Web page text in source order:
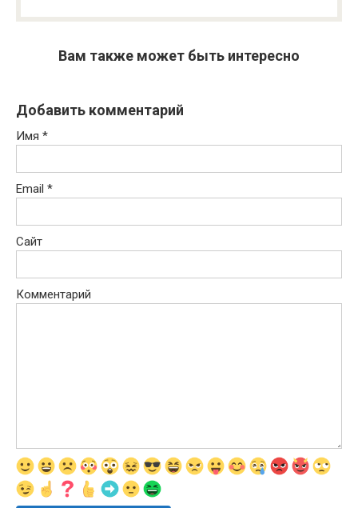
Вам также может быть интересно
Добавить комментарий
Имя *
Email *
Сайт
Комментарий